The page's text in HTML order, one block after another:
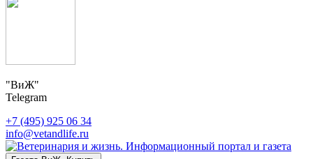
"ВиЖ"
Telegram
+7 (495) 925 06 34
info@vetandlife.ru